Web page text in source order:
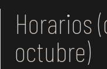
Horarios
octubre)